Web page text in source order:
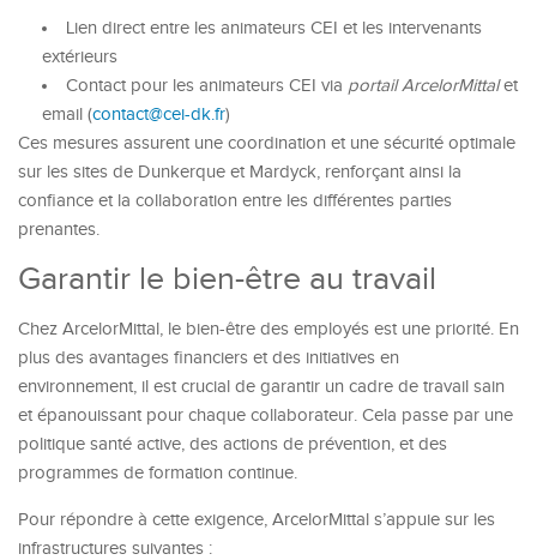
Lien direct entre les animateurs CEI et les intervenants
extérieurs
Contact pour les animateurs CEI via portail ArcelorMittalet
email (contact@cei-dk.fr)
Ces mesures assurent une coordination et une sécurité optimale
sur les sites de Dunkerque et Mardyck, renforçant ainsi la
confiance et la collaboration entre les différentes parties
prenantes.
Garantir le bien-être au travail
Chez ArcelorMittal, le bien-être des employés est une priorité. En
plus des avantages financiers et des initiatives en
environnement, il est crucial de garantir un cadre de travail sain
et épanouissant pour chaque collaborateur. Cela passe par une
politique santé active, des actions de prévention, et des
programmes de formation continue.
Pour répondre à cette exigence, ArcelorMittal s’appuie sur les
infrastructures suivantes :